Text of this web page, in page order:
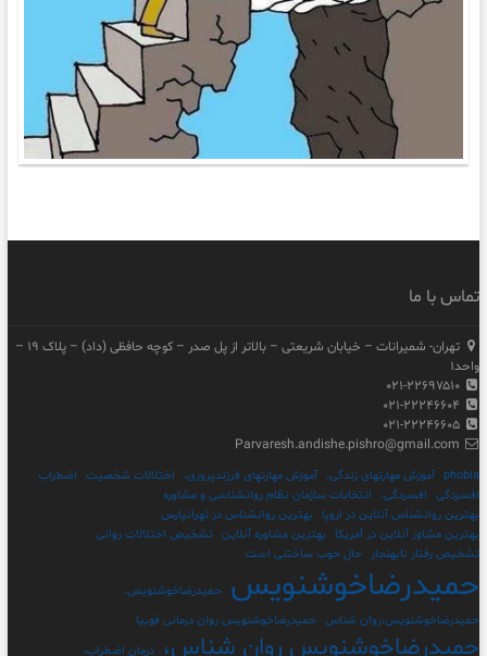
تماس با ما
تهران- شمیرانات – خیابان شریعتی – بالاتر از پل صدر – کوچه حافظی (داد) – پلاک ۱۹ –
واحد۱
phobia آموزش مهارتهای زندگی، آموزش مهارتهای فرزندپروری، اختلالات شخصیت
اضطراب
افسردگی
افسردگی،
انتخابات سازمان نظام روانشناسی و مشاوره
بهترین روانشناس آنلاین در اروپا
بهترین روانشناس در تهرانپارس
بهترین مشاور آنلاین در آمریکا
بهترین مشاوره آنلاین تشخیص اختلالات روانی
تشخیص رفتار نابهنجار
حال خوب ساختنی است
حمیدرضاخوشنویس حمیدرضاخوشنویس،
حمیدرضاخوشنویس،روان شناس حمیدرضاخوشنویس روان درمانی فوبیا
حمیدرضاخوشنویس روان شناس، درمان اضطراب،